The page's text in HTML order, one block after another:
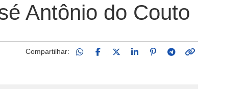
Antônio do Couto
Compartilhar: